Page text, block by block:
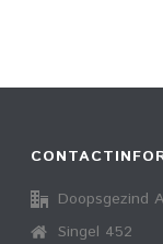
Doopsgezind
Singel 452